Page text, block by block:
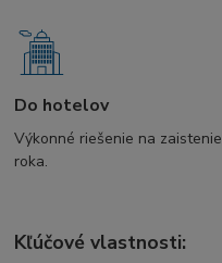
Do hotelov
Výkonné riešenie na
roka.
Kľúčové vlastnosti: